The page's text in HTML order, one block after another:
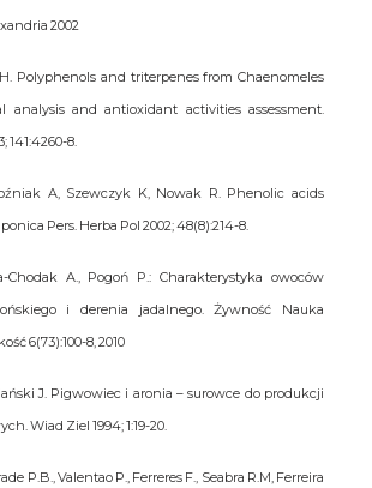
2002
Polyphenols and triterpenes from Chaenomeles
analysis and antioxidant activities assessment.
141:4260-8.
A, Szewczyk K, Nowak R. Phenolic acids
Pers. Herba Pol 2002; 48(8):214-8.
Chodak A., Pogoń P.: Charakterystyka owoców
i derenia jadalnego. Żywność Nauka
6(73):100-8, 2010
J. Pigwowiec i aronia – surowce do produkcji
Wiad Ziel 1994; 1:19-20.
P.B., Valentao P., Ferreres F., Seabra R.M, Ferreira